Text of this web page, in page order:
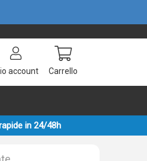
account Carrello
in 24/48h